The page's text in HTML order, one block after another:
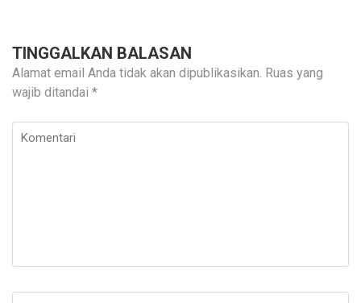
TINGGALKAN BALASAN
Alamat email Anda tidak akan dipublikasikan. Ruas yang
wajib ditandai *
Komentari